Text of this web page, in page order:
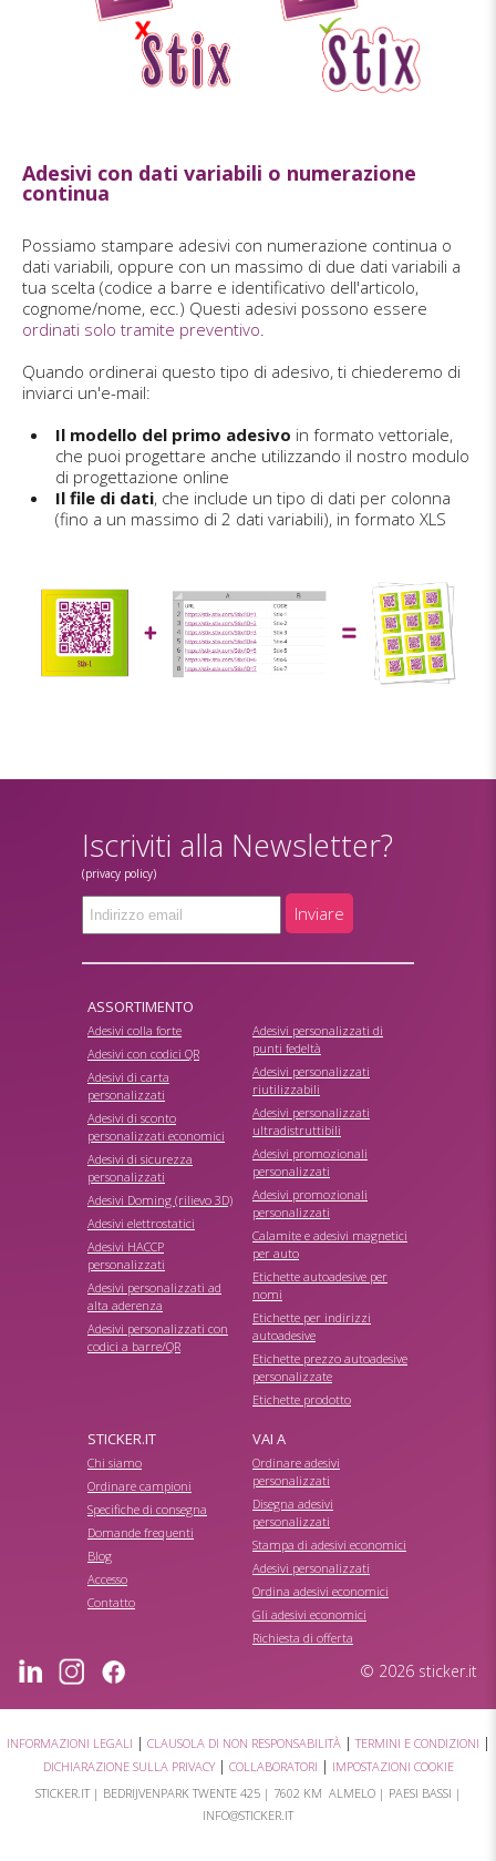
Adesivi con dati variabili o numerazione
continua
Possiamo stampare adesivi con numerazione continua o
dati variabili, oppure con un massimo di due dati variabili a
tua scelta (codice a barre e identificativo dell'articolo,
cognome/nome, ecc.) Questi adesivi possono essere
ordinati solo tramite preventivo
Quando ordinerai questo tipo di adesivo, ti chiederemo di
inviarci un'e-mail:
Il modello del primo adesivo in formato vettoriale,
che puoi progettare anche utilizzando il nostro modulo
di progettazione online
Il file di dati, che include un tipo di dati per colonna
(fino a un massimo di 2 dati variabili), in formato XLS
Iscriviti alla Newsletter?
(privacy policy)
Inviare
ASSORTIMENTO
Adesivi colla forte
Adesivi con codici QR
Adesivi di carta
personalizzati
Adesivi di sconto
personalizzati economici
Adesivi di sicurezza
personalizzati
Adesivi Doming (rilievo 3D)
Adesivi elettrostatici
Adesivi HACCP
personalizzati
Adesivi personalizzati ad
alta aderenza
Adesivi personalizzati con
codici a barre/QR
Adesivi personalizzati di
punti fedeltà
Adesivi personalizzati
riutilizzabili
Adesivi personalizzati
ultradistruttibili
Adesivi promozionali
personalizzati
Adesivi promozionali
personalizzati
Calamite e adesivi magnetici
per auto
Etichette autoadesive per
nomi
Etichette per indirizzi
autoadesive
Etichette prezzo autoadesive
personalizzate
Etichette prodotto
STICKER.IT
Chi siamo
Ordinare campioni
Specifiche di consegna
Domande frequenti
Blog
Accesso
Contatto
VAI A
Ordinare adesivi
personalizzati
Disegna adesivi
personalizzati
Stampa di adesivi economici
Adesivi personalizzati
Ordina adesivi economici
Gli adesivi economici
Richiesta di offerta
© 2026 sticker.it
INFORMAZIONI LEGALI | CLAUSOLA DI NON RESPONSABILITÀ|TERMINI E CONDIZIONI |
DICHIARAZIONE SULLA PRIVACY| COLLABORATORI | IMPOSTAZIONI COOKIE
STICKER.IT | BEDRIJVENPARK TWENTE 425| 7602 KM ALMELO| PAESI BASSI |
INFO@STICKER.IT